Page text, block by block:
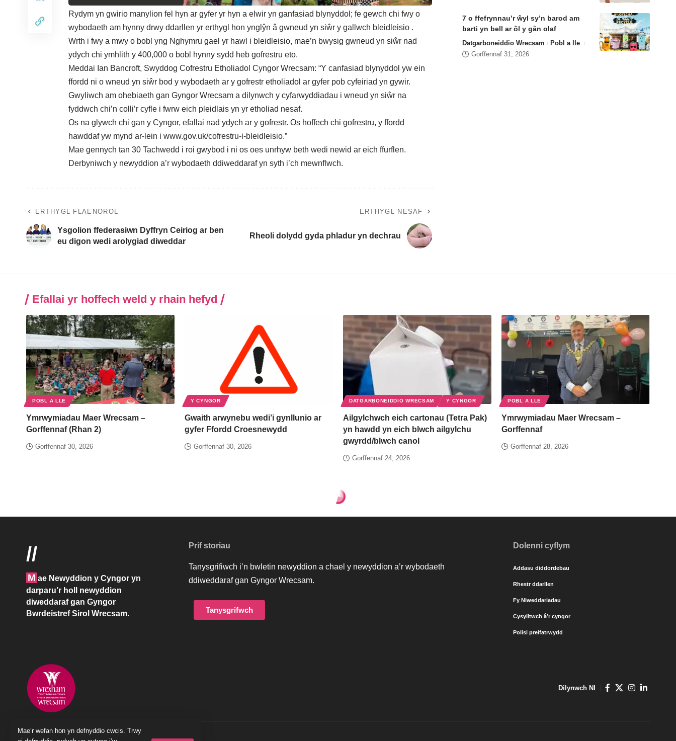
Mae’r wefan hon yn defnyddio cwcis. Trwy
Rydym yn gwirio manylion fel hyn ar gyfer yr hyn a elwir yn ganfasiad blynyddol; fe gewch chi fwy o
wybodaeth am hynny drwy ddarllen yr erthygl hon ynglŷn â gwneud yn siŵr y gallwch bleidleisio .
Wrth i fwy a mwy o bobl yng Nghymru gael yr hawl i bleidleisio, mae’n bwysig gwneud yn siŵr nad
ydych chi ymhlith y 400,000 o bobl hynny sydd heb gofrestru eto.
Meddai Ian Bancroft, Swyddog Cofrestru Etholiadol Cyngor Wrecsam: “Y canfasiad blynyddol yw ein
ffordd ni o wneud yn siŵr bod y wybodaeth ar y gofrestr etholiadol ar gyfer pob cyfeiriad yn gywir.
Gwyliwch am ohebiaeth gan Gyngor Wrecsam a dilynwch y cyfarwyddiadau i wneud yn siŵr na
fyddwch chi’n colli’r cyfle i fwrw eich pleidlais yn yr etholiad nesaf.
Os na glywch chi gan y Cyngor, efallai nad ydych ar y gofrestr. Os hoffech chi gofrestru, y ffordd
hawddaf yw mynd ar-lein i www.gov.uk/cofrestru-i-bleidleisio.”
Mae gennych tan 30 Tachwedd i roi gwybod i ni os oes unrhyw beth wedi newid ar eich ffurflen.
Derbyniwch y newyddion a’r wybodaeth ddiweddaraf yn syth i’ch mewnflwch.
ERTHYGL FLAENOROL
Ysgolion ffederasiwn Dyffryn Ceiriog ar ben
eu digon wedi arolygiad diweddar
ERTHYGL NESAF
Rheoli dolydd gyda phladur yn dechrau
7 o ffefrynnau’r ŵyl sy’n barod am
barti yn bell ar ôl y gân olaf
Datgarboneiddio Wrecsam
Pobl a lle
Gorffennaf 31, 2026
Efallai yr hoffech weld y rhain hefyd
POBL A LLE
Ymrwymiadau Maer Wrecsam –
Gorffennaf (Rhan 2)
Gorffennaf 30, 2026
Y CYNGOR
Gwaith arwynebu wedi’i gynllunio ar
gyfer Ffordd Croesnewydd
Gorffennaf 30, 2026
DATGARBONEIDDIO WRECSAM Y CYNGOR
Ailgylchwch eich cartonau (Tetra Pak)
yn hawdd yn eich blwch ailgylchu
gwyrdd/blwch canol
Gorffennaf 24, 2026
POBL A LLE
Ymrwymiadau Maer Wrecsam –
Gorffennaf
Gorffennaf 28, 2026
Ysgolion ffederasiwn Dyffryn Ceiriog ar
ben eu digon wedi arolygiad diweddar